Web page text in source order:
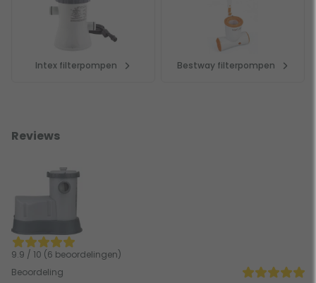
Intex filterpompen Bestway filterpompen
Reviews
9.9 / 10 (6 beoordelingen)
Beoordeling